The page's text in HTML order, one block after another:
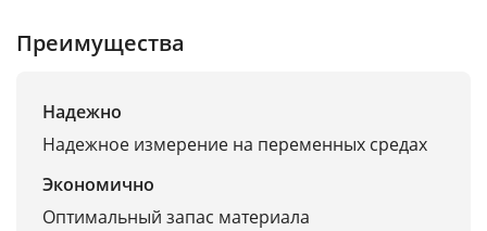
Преимущества
Надежно
Надежное измерение на переменных средах
Экономично
Оптимальный запас материала